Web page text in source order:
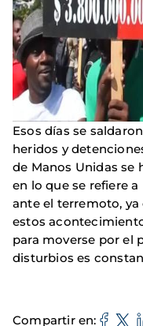
Esos días se
heridos y
de Manos Unidas se
en lo que se refiere
ante el terremoto, ya
estos
para moverse por el
disturbios es
Compartir en